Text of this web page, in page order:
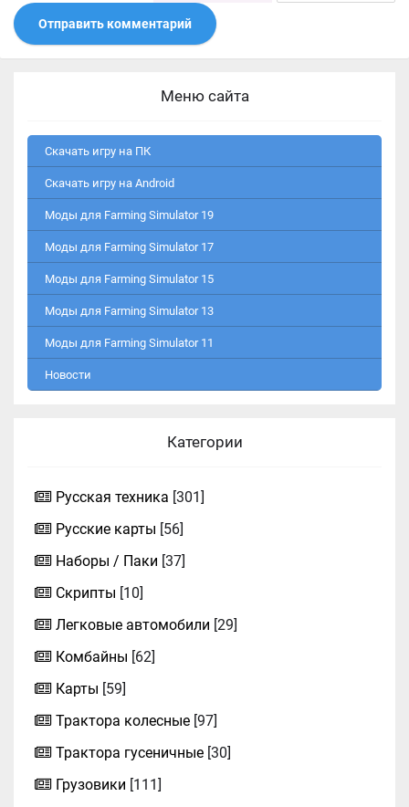
Отправить комментарий
Меню сайта
Скачать игру на ПК
Скачать игру на Android
Моды для Farming Simulator 19
Моды для Farming Simulator 17
Моды для Farming Simulator 15
Моды для Farming Simulator 13
Моды для Farming Simulator 11
Новости
Категории
Русская техника [301]
Русские карты [56]
Наборы / Паки [37]
Скрипты [10]
Легковые автомобили [29]
Комбайны [62]
Карты [59]
Трактора колесные [97]
Трактора гусеничные [30]
Грузовики [111]